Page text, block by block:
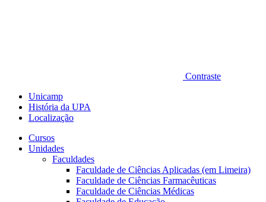
Contraste
Unicamp
História da UPA
Localização
Cursos
Unidades
Faculdades
Faculdade de Ciências Aplicadas (em Limeira)
Faculdade de Ciências Farmacêuticas
Faculdade de Ciências Médicas